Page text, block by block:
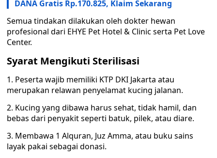
DANA Gratis Rp.170.825, Klaim Sekarang
Semua tindakan dilakukan oleh dokter hewan
profesional dari EHYE Pet Hotel & Clinic serta Pet Love
Center.
Syarat Mengikuti Sterilisasi
1. Peserta wajib memiliki KTP DKI Jakarta atau
merupakan relawan penyelamat kucing jalanan.
2. Kucing yang dibawa harus sehat, tidak hamil, dan
bebas dari penyakit seperti batuk, pilek, atau diare.
3. Membawa 1 Alquran, Juz Amma, atau buku sains
layak pakai sebagai donasi.